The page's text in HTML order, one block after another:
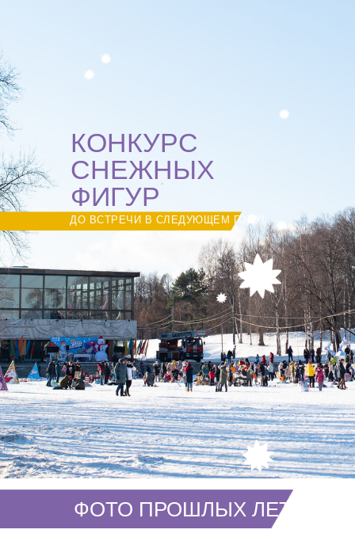
КОНКУРС
СНЕЖНЫХ
ФИГУР
ДО ВСТРЕЧИ В СЛЕДУЮЩЕМ ГОДУ!
ФОТО ПРОШЛЫХ ЛЕТ